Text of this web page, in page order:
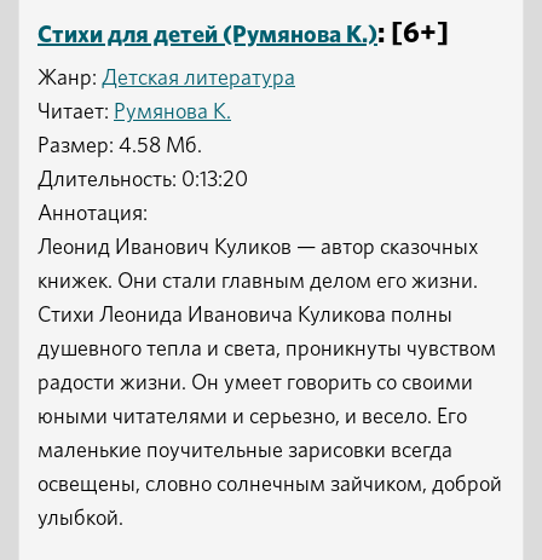
Стихи для детей (Румянова К.): [6+]
Жанр: Детская литература
Читает: Румянова К.
Размер: 4.58 Мб.
Длительность: 0:13:20
Аннотация:
Леонид Иванович Куликов — автор сказочных
книжек. Они стали главным делом его жизни.
Стихи Леонида Ивановича Куликова полны
душевного тепла и света, проникнуты чувством
радости жизни. Он умеет говорить со своими
юными читателями и серьезно, и весело. Его
маленькие поучительные зарисовки всегда
освещены, словно солнечным зайчиком, доброй
улыбкой.